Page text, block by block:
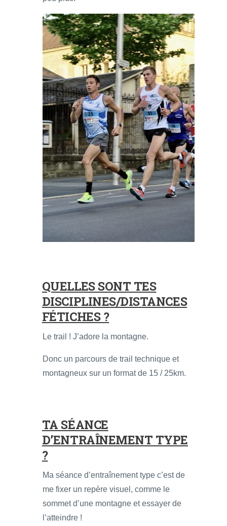
QUELLES SONT TES
DISCIPLINES/DISTANCES
FÉTICHES ?
Le trail ! J’adore la montagne.
Donc un parcours de trail technique et
montagneux sur un format de 15 / 25km.
TA SÉANCE
D’ENTRAÎNEMENT TYPE
?
Ma séance d’entraînement type c’est de
me fixer un repère visuel, comme le
sommet d’une montagne et essayer de
l’atteindre !